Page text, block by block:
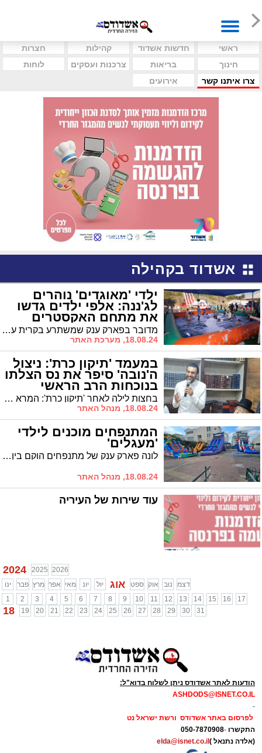
ראשי חדשות אשדוד קהילות
חצרות
חינוך
בריאות צרכנות ועסקים
לוחות
צרו איתנו קשר
אירועים
אשדוד בקהילה
ילדי 'מאוגדים' נוהרים
לג'ננה: אלפי ילדים גדשו
את מתחם האקסטרים
הענק מדובר בפארק ענק שמשתרע בקרית ענבים על כביש 1, על פני 10 דונם, וכולו עמוס במתקני אקסטרים חוייתיים כשהמתחם כולו נסגר מקצה לקצה עבור ילדי מאוגדים
18.08.24, מערכת האתר
במעמד 'תיקון כרת': ניצול
ה'נובה' סיפר את נס הצלתו
בנוכחות הרב הראשי
(וידאו) בחצות לילה לאחר 'תיקון כרת': המרא דאתרא הגר"ח פינטו נשא דברים לכבוד הילולת סבו הרה"צ רבי הדאן פינטו זצ"ל * תוך כדי, הזמין הגר"ח פינטו את ניצול טבח שמחת תורה, ברק ניקסון, לספר את סיפורו המפעים: "8 שעות, בתא שירותים פתוח, מול מחבלים צמאי דם"
18.08.24, מנהל האתר
המתנפחים מוכנים לילדי
'מעגלים'
לונה פארק ענק של מתנפחים הוקם בין לילה ב'בית מלכה'. היום ומחר יהנו ילדי 'מעגלים' משלל המתקנים
18.08.24, מנהל האתר
עוד שירות של העיריה
2024 2025 2026
ינו
פבר מרץ אפר מאי יונ יול אוג ספט אוק נוב
דצמ
1
2 3 4 5 6 7 8 9 10 11 12 13 14 15 16 17
18 19 20 21 22 23 24 25 26 27 28 29 30 31
הודעות לאתר אשדודס ניתן לשלוח בדוא"ל:
ASHDODS@ISNET.CO.IL
-
לפרסום באתר אשדודס ורשת ישראל נט
התקשרו -
050-7870908
(אלדה נתנאל ) elda@isnet.co.il